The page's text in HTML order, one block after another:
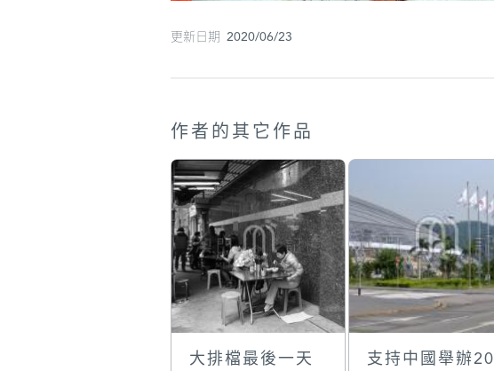
更新日期 2020/06/23
作者的其它作品
大排檔最後一天
支持中國舉辦20